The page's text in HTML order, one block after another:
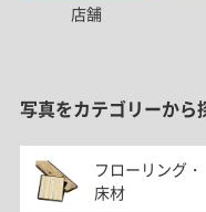
店舗
写真をカテゴリーから
フローリング・
床材